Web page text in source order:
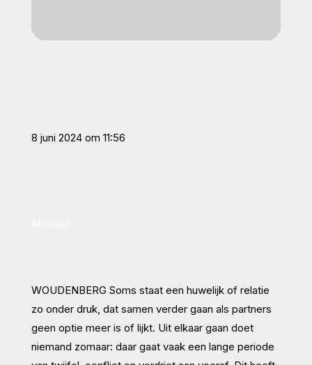
8 juni 2024 om 11:56
WOUDENBERG Soms staat een huwelijk of relatie
zo onder druk, dat samen verder gaan als partners
geen optie meer is of lijkt. Uit elkaar gaan doet
niemand zomaar: daar gaat vaak een lange periode